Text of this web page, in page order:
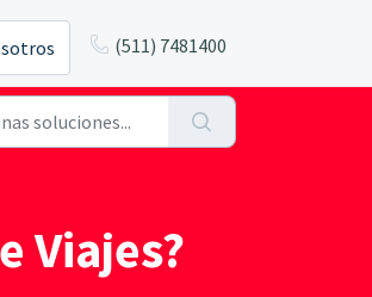
(511) 7481400
Viajes?